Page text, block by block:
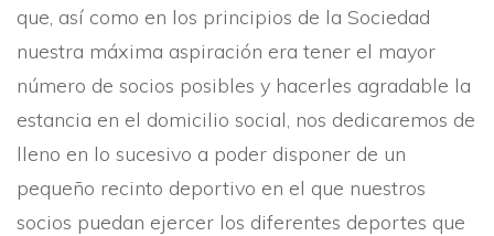
que, así­ como en los principios de la Sociedad
nuestra máxima aspiración era tener el mayor
número de socios posibles y hacerles agradable la
estancia en el domicilio social, nos dedicaremos de
lleno en lo sucesivo a poder disponer de un
pequeño recinto deportivo en el que nuestros
socios puedan ejercer los diferentes deportes que